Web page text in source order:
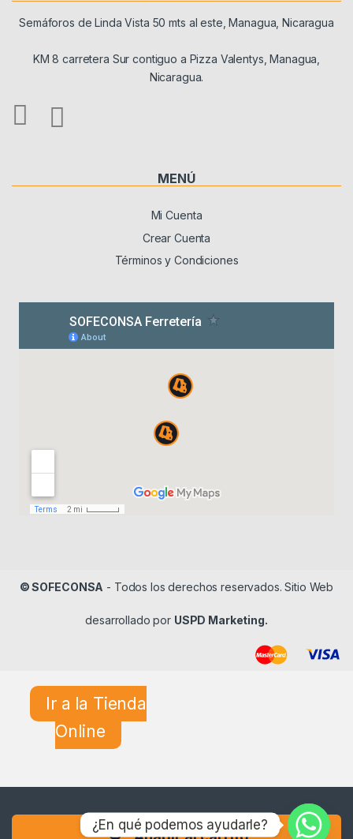
Semáforos de Linda Vista 50 mts al este, Managua, Nicaragua
KM 8 carretera Sur contiguo a Pizza Valentys, Managua,
Nicaragua.
MENÚ
Mi Cuenta
Crear Cuenta
Términos y Condiciones
© SOFECONSA - Todos los derechos reservados. Sitio Web
desarrollado por USPD Marketing.
Ir a la Tienda
Online
¿En qué podemos ayudarle?